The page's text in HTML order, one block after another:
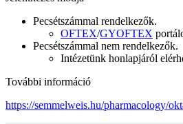
Pecsétszámmal rendelkezők.
OFTEX/GYOFTEX
Pecsétszámmal nem rendelkezők.
Intézetünk honlapjáról
További információ
https://semmelweis.hu/pharmacology/